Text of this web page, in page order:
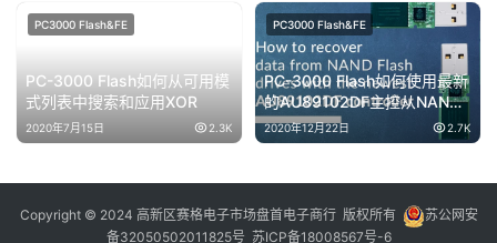
PC-3000 Flash如何从可用模
式列表中搜索和应用XOR
2020年7月15日 2.3K
PC3000 Flash&FE
PC-3000 Flash如何使用最新
的AU89102DF主控从NAND
闪存驱动器中恢复数据
2020年12月22日 2.7K
PC3000 Flash&FE
Copyright © 2024 高新区赛格电子市场盘首电子商行 版权所有
苏公网安
备32050502011825号 苏ICP备18008567号-6